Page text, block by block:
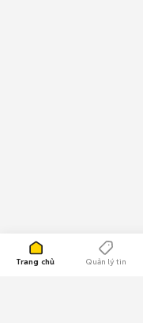
Trang chủ Quản lý tin